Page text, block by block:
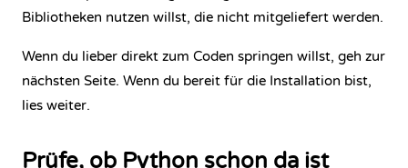
Bibliotheken nutzen willst, die nicht mitgeliefert werden.
Wenn du lieber direkt zum Coden springen willst, geh zur
nächsten Seite. Wenn du bereit für die Installation bist,
lies weiter.
Prüfe, ob Python schon da ist